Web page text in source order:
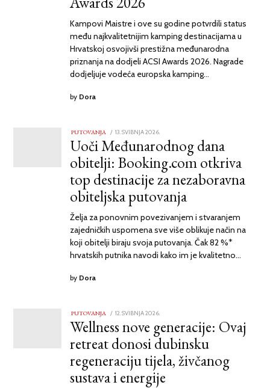
Kampovi Maistre i ove su godine potvrdili status
među najkvalitetnijim kamping destinacijama u
Hrvatskoj osvojivši prestižna međunarodna
priznanja na dodjeli ACSI Awards 2026. Nagrade
dodjeljuje vodeća europska kamping…
by Dora
PUTOVANJA
POSTED
ON
13. SVIBNJA 2026.
SVIBNJA
2026.
Uoči Međunarodnog dana
obitelji: Booking.com otkriva
top destinacije za nezaboravna
obiteljska putovanja
Želja za ponovnim povezivanjem i stvaranjem
zajedničkih uspomena sve više oblikuje način na
koji obitelji biraju svoja putovanja. Čak 82 %*
hrvatskih putnika navodi kako im je kvalitetno…
by Dora
PUTOVANJA
POSTED
12. SVIBNJA 2026.
2026.
Wellness nove generacije: Ovaj
retreat donosi dubinsku
regeneraciju tijela, živčanog
sustava i energije